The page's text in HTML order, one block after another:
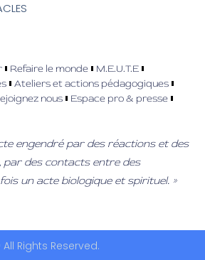
Refaire le monde
M.E.U.T.E
Ateliers et actions pédagogiques
nous
Espace pro & presse
engendré par des réactions et des
par des contacts entre des
un acte biologique et spirituel. »
Rights Reserved.